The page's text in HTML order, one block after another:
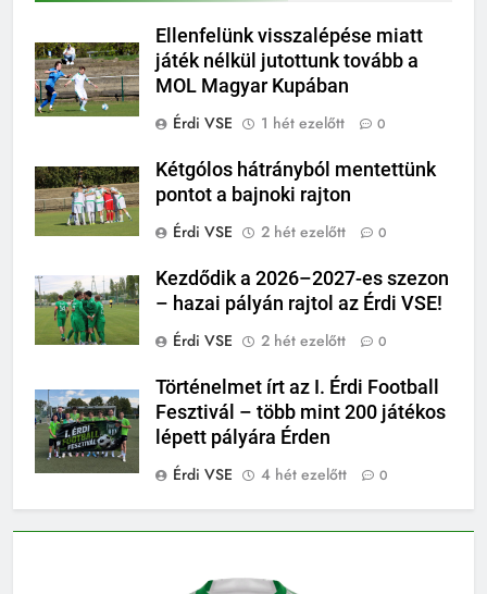
Ellenfelünk visszalépése miatt
játék nélkül jutottunk tovább a
MOL Magyar Kupában
Érdi VSE
1 hét ezelőtt 0
Kétgólos hátrányból mentettünk
pontot a bajnoki rajton
Érdi VSE
2 hét ezelőtt 0
Kezdődik a 2026–2027-es szezon
– hazai pályán rajtol az Érdi VSE!
Érdi VSE
2 hét ezelőtt 0
Történelmet írt az I. Érdi Football
Fesztivál – több mint 200 játékos
lépett pályára Érden
Érdi VSE
4 hét ezelőtt 0